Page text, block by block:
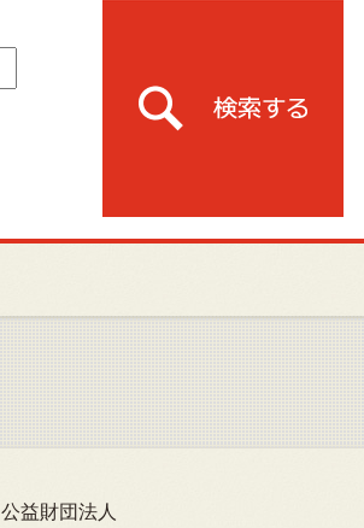
公益財団法人